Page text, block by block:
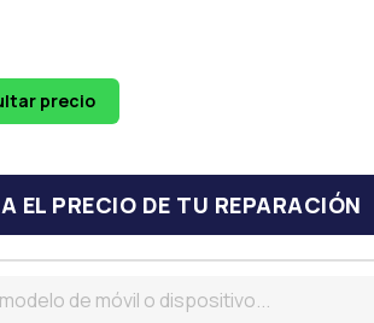
precio
EL PRECIO DE TU REPARACIÓN